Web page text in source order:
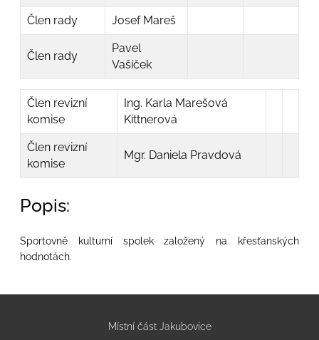
Člen rady Josef Mareš
Člen rady
Pavel
Vašíček
Člen revizní
komise
Ing. Karla Marešová
Kittnerová
Člen revizní
komise
Mgr. Daniela Pravdová
Popis:
Sportovně kulturní spolek založený na křesťanských
hodnotách.
Místní část Jakubovice